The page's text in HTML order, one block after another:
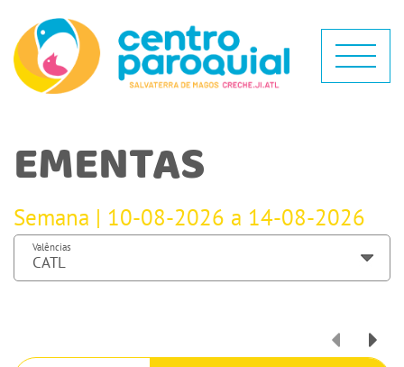
EMENTAS
Semana | 10-08-2026 a 14-08-2026
Valências